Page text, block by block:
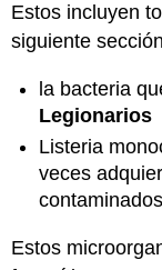
Estos incluyen
siguiente
la bacteria
Legionarios
Listeria
veces
Estos